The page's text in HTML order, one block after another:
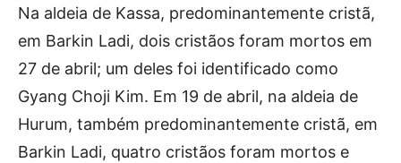
Na aldeia de Kassa, predominantemente cristã,
em Barkin Ladi, dois cristãos foram mortos em
27 de abril; um deles foi identificado como
Gyang Choji Kim. Em 19 de abril, na aldeia de
Hurum, também predominantemente cristã, em
Barkin Ladi, quatro cristãos foram mortos e